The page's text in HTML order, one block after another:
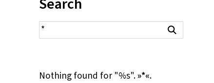
search result
Nothing found for "%s".»*«.